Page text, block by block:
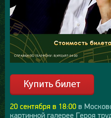
20 сентября в 18:00 в
картинной галерее Героя